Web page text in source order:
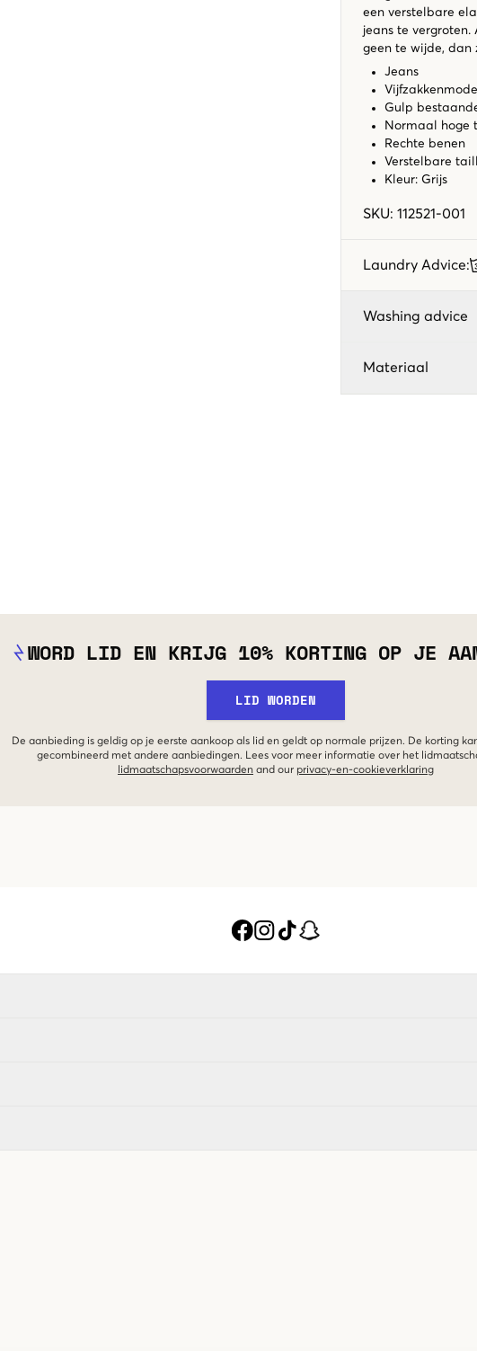
een verstelbare
jeans te vergroten.
geen te wijde,
Jeans
Gulp
Normaal hoge
Rechte benen
Verstelbare
Kleur: Grijs
SKU: 112521-001
Laundry Advice:
Washing advice
Materiaal
WORD LID EN KRIJG 10% KORTING OP JE
LID WORDEN
De aanbieding is geldig op je eerste aankoop als lid en geldt op normale prijzen. De korting
gecombineerd met andere aanbiedingen. Lees voor meer informatie over het
lidmaatschapsvoorwaarden and our privacy-en-cookieverklaring